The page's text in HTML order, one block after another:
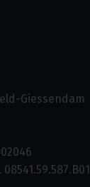
Giessendam